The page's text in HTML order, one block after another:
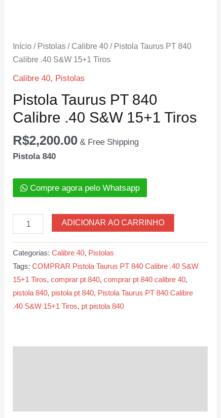
Início / Pistolas / Calibre 40 / Pistola Taurus PT 840
Calibre .40 S&W 15+1 Tiros
Calibre 40, Pistolas
Pistola Taurus PT 840
Calibre .40 S&W 15+1 Tiros
R$2,200.00 & Free Shipping
Pistola 840
Compre agora pelo Whatsapp
Pistola
Taurus
ADICIONAR AO CARRINHO
Categorias:Calibre 40, Pistolas
Tags:COMPRAR Pistola Taurus PT 840 Calibre .40 S&W
15+1 Tiros,comprar pt 840,comprar pt 840 calibre 40,
pistola 840, pistola pt 840, Pistola Taurus PT 840 Calibre
.40 S&W 15+1 Tiros, pt pistola 840